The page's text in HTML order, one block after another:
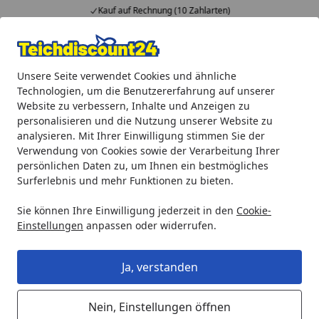
Unsere Seite verwendet Cookies und ähnliche
Technologien, um die Benutzererfahrung auf unserer
Website zu verbessern, Inhalte und Anzeigen zu
personalisieren und die Nutzung unserer Website zu
analysieren. Mit Ihrer Einwilligung stimmen Sie der
Verwendung von Cookies sowie der Verarbeitung Ihrer
persönlichen Daten zu, um Ihnen ein bestmögliches
Surferlebnis und mehr Funktionen zu bieten.
Sie können Ihre Einwilligung jederzeit in den Cookie-
Einstellungen anpassen oder widerrufen.
Ja, verstanden
Nein, Einstellungen öffnen
Kauf auf Rechnung (10 Zahlarten)
Alle Produkte
Mein Konto
Suchen
Startseite
Aquaristik Zubehör für Aquarien biOrb Heizer Set
biOrb Heizer Set (46000)